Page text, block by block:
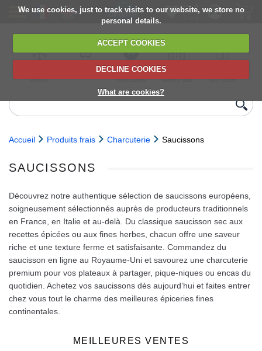
We use cookies, just to track visits to our website, we store no
personal details.
ACCEPT COOKIES
DECLINE COOKIES
What are cookies?
delivery
6,000+ products
Direct import
from Europe
Choose your
delivery date
next orders
Accueil Produits frais Charcuterie Saucissons
SAUCISSONS
Découvrez notre authentique sélection de saucissons européens,
soigneusement sélectionnés auprès de producteurs traditionnels
en France, en Italie et au‑delà. Du classique saucisson sec aux
recettes épicées ou aux fines herbes, chacun offre une saveur
riche et une texture ferme et satisfaisante. Commandez du
saucisson en ligne au Royaume‑Uni et savourez une charcuterie
premium pour vos plateaux à partager, pique‑niques ou encas du
quotidien. Achetez vos saucissons dès aujourd’hui et faites entrer
chez vous tout le charme des meilleures épiceries fines
continentales.
MEILLEURES VENTES